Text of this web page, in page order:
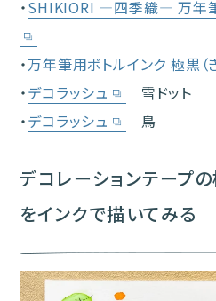
・SHIKIORI ―四季織― 万年
・万年筆用ボトルインク 極黒（
・デコラッシュ
雪ドット
・デコラッシュ 鳥
デコレーションテープ
をインクで描いてみる